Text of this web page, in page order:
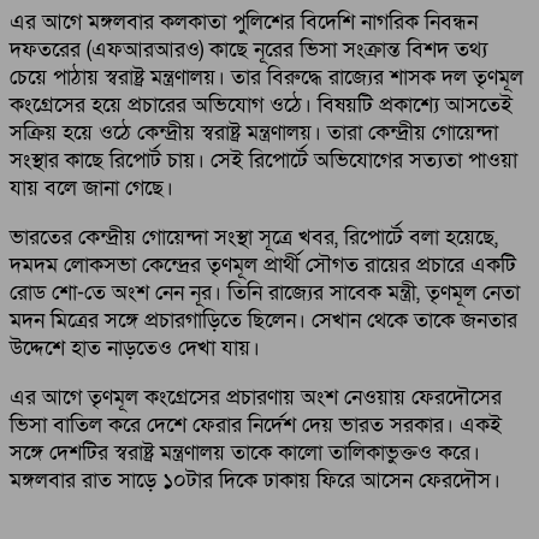
এর আগে মঙ্গলবার কলকাতা পুলিশের বিদেশি নাগরিক নিবন্ধন
দফতরের (এফআরআরও) কাছে নূরের ভিসা সংক্রান্ত বিশদ তথ্য
চেয়ে পাঠায় স্বরাষ্ট্র মন্ত্রণালয়। তার বিরুদ্ধে রাজ্যের শাসক দল তৃণমূল
কংগ্রেসের হয়ে প্রচারের অভিযোগ ওঠে। বিষয়টি প্রকাশ্যে আসতেই
সক্রিয় হয়ে ওঠে কেন্দ্রীয় স্বরাষ্ট্র মন্ত্রণালয়। তারা কেন্দ্রীয় গোয়েন্দা
সংস্থার কাছে রিপোর্ট চায়। সেই রিপোর্টে অভিযোগের সত্যতা পাওয়া
যায় বলে জানা গেছে।
ভারতের কেন্দ্রীয় গোয়েন্দা সংস্থা সূত্রে খবর, রিপোর্টে বলা হয়েছে,
দমদম লোকসভা কেন্দ্রের তৃণমূল প্রার্থী সৌগত রায়ের প্রচারে একটি
রোড শো-তে অংশ নেন নূর। তিনি রাজ্যের সাবেক মন্ত্রী, তৃণমূল নেতা
মদন মিত্রের সঙ্গে প্রচারগাড়িতে ছিলেন। সেখান থেকে তাকে জনতার
উদ্দেশে হাত নাড়তেও দেখা যায়।
এর আগে তৃণমূল কংগ্রেসের প্রচারণায় অংশ নেওয়ায় ফেরদৌসের
ভিসা বাতিল করে দেশে ফেরার নির্দেশ দেয় ভারত সরকার। একই
সঙ্গে দেশটির স্বরাষ্ট্র মন্ত্রণালয় তাকে কালো তালিকাভুক্তও করে।
মঙ্গলবার রাত সাড়ে ১০টার দিকে ঢাকায় ফিরে আসেন ফেরদৌস।